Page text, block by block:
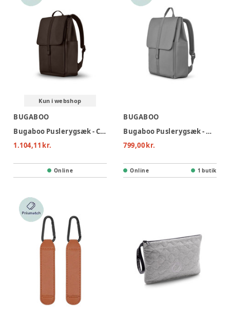
Kun i webshop
BUGABOO
Bugaboo Puslerygsæk - Cocoa brown
1.104,11 kr.
Online
BUGABOO
Bugaboo Puslerygsæk - Moon Grey
799,00 kr.
Online 1 butik